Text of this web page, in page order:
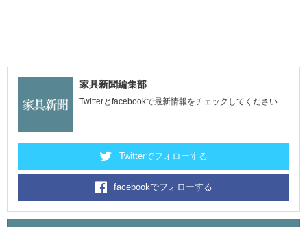
家具新聞編集部
Twitterとfacebookで最新情報をチェックしてください
Twitterでフォローする
facebookでフォローする